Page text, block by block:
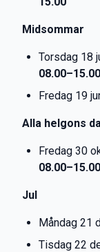
Midsommar
Torsdag 18
08.00–15.00
Fredag 19
Alla helgons
Fredag 30
08.00–15.00
Jul
Måndag 21
Tisdag 22